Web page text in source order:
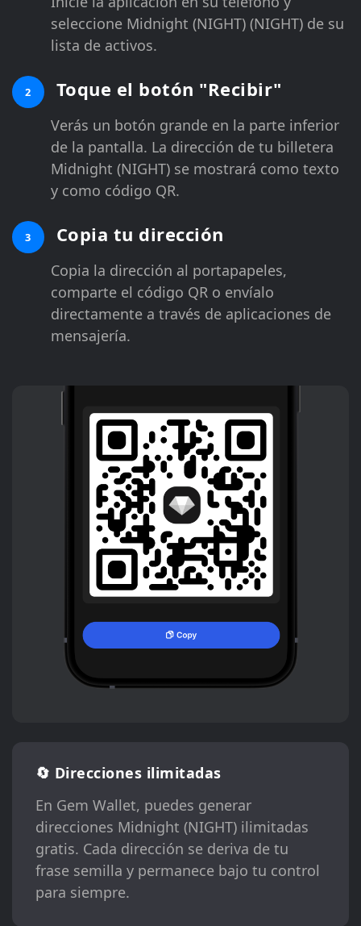
seleccione Midnight (NIGHT) (NIGHT) de su
lista de activos.
2 Toque el botón "Recibir"
Verás un botón grande en la parte inferior
de la pantalla. La dirección de tu billetera
Midnight (NIGHT) se mostrará como texto
y como código QR.
3 Copia tu dirección
Copia la dirección al portapapeles,
comparte el código QR o envíalo
directamente a través de aplicaciones de
mensajería.
🔄 Direcciones ilimitadas
En Gem Wallet, puedes generar
direcciones Midnight (NIGHT) ilimitadas
gratis. Cada dirección se deriva de tu
frase semilla y permanece bajo tu control
para siempre.